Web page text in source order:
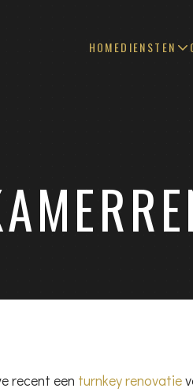
HOMEDIENSTEN
recent een turnkey renovatie